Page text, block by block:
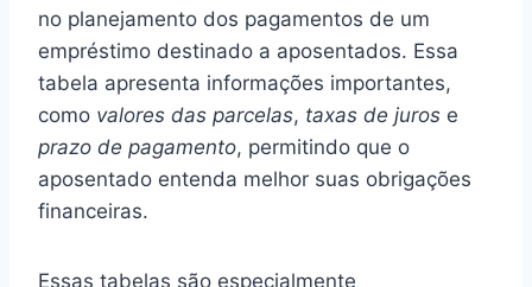
no planejamento dos pagamentos de um
empréstimo destinado a aposentados. Essa
tabela apresenta informações importantes,
como valores das parcelas, taxas de juros e
prazo de pagamento, permitindo que o
aposentado entenda melhor suas obrigações
financeiras.
Essas tabelas são especialmente